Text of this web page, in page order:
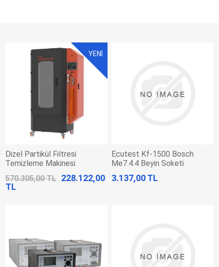
YENİ
Dizel Partikül Filtresi
Temizleme Makinesi
570.305,00 TL 228.122,00
TL
Ecutest Kf-1500 Bosch
Me7.4.4 Beyin Soketi
3.137,00 TL